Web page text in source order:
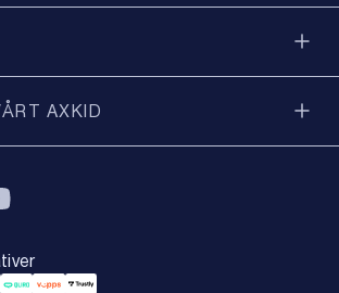
AXKID
Payment
Qliro Payment
Vipps Payment
Trustly Payment